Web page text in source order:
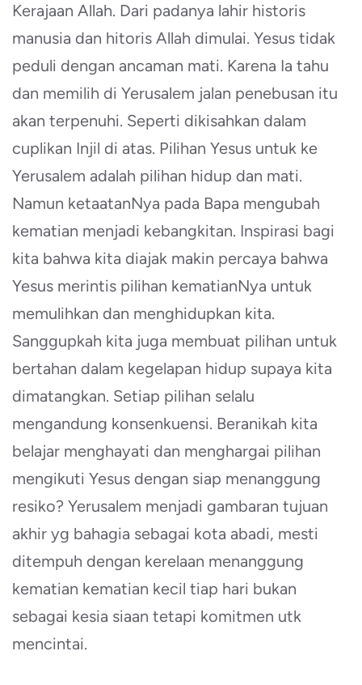
Kerajaan Allah. Dari padanya lahir historis
manusia dan hitoris Allah dimulai. Yesus tidak
peduli dengan ancaman mati. Karena Ia tahu
dan memilih di Yerusalem jalan penebusan itu
akan terpenuhi. Seperti dikisahkan dalam
cuplikan Injil di atas. Pilihan Yesus untuk ke
Yerusalem adalah pilihan hidup dan mati.
Namun ketaatanNya pada Bapa mengubah
kematian menjadi kebangkitan. Inspirasi bagi
kita bahwa kita diajak makin percaya bahwa
Yesus merintis pilihan kematianNya untuk
memulihkan dan menghidupkan kita.
Sanggupkah kita juga membuat pilihan untuk
bertahan dalam kegelapan hidup supaya kita
dimatangkan. Setiap pilihan selalu
mengandung konsenkuensi. Beranikah kita
belajar menghayati dan menghargai pilihan
mengikuti Yesus dengan siap menanggung
resiko? Yerusalem menjadi gambaran tujuan
akhir yg bahagia sebagai kota abadi, mesti
ditempuh dengan kerelaan menanggung
kematian kematian kecil tiap hari bukan
sebagai kesia siaan tetapi komitmen utk
mencintai.